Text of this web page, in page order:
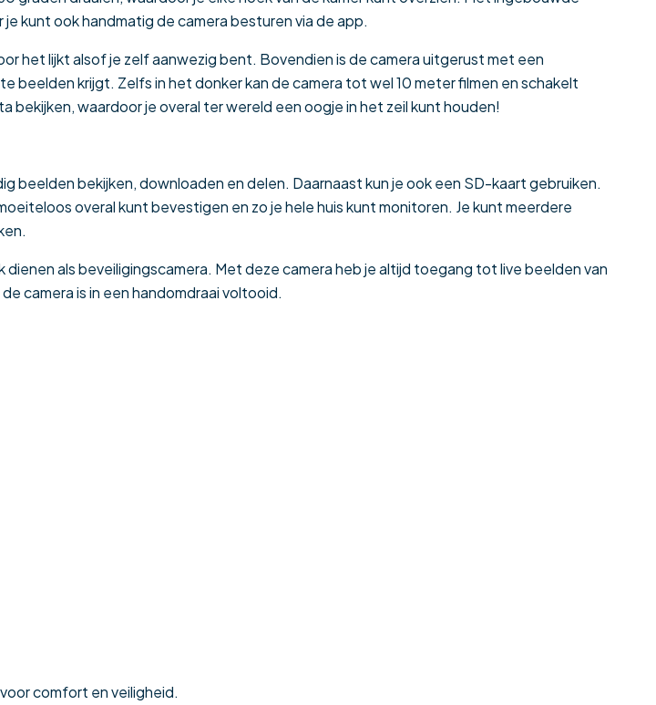
kunt ook handmatig de camera besturen via de app.
het lijkt alsof je zelf aanwezig bent. Bovendien is de camera uitgerust met een
beelden krijgt. Zelfs in het donker kan de camera tot wel 10 meter filmen en schakelt
bekijken, waardoor je overal ter wereld een oogje in het zeil kunt houden!
beelden bekijken, downloaden en delen. Daarnaast kun je ook een SD-kaart gebruiken.
overal kunt bevestigen en zo je hele huis kunt monitoren. Je kunt meerdere
als beveiligingscamera. Met deze camera heb je altijd toegang tot live beelden van
camera is in een handomdraai voltooid.
comfort en veiligheid.